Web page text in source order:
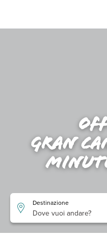
Destinazione
Dove vuoi andare?
gran